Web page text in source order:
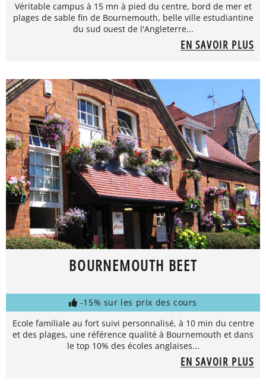
Véritable campus à 15 mn à pied du centre, bord de mer et
plages de sable fin de Bournemouth, belle ville estudiantine
du sud ouest de l'Angleterre...
EN SAVOIR PLUS
BOURNEMOUTH BEET
-15% sur les prix des cours
Ecole familiale au fort suivi personnalisé, à 10 min du centre
et des plages, une référence qualité à Bournemouth et dans
le top 10% des écoles anglaises...
EN SAVOIR PLUS